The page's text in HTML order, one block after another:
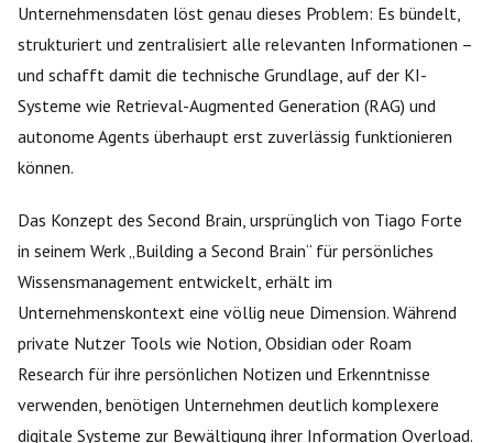
Unternehmensdaten löst genau dieses Problem: Es bündelt,
strukturiert und zentralisiert alle relevanten Informationen –
und schafft damit die technische Grundlage, auf der KI-
Systeme wie Retrieval-Augmented Generation (RAG) und
autonome Agents überhaupt erst zuverlässig funktionieren
können.
Das Konzept des Second Brain, ursprünglich von Tiago Forte
in seinem Werk „Building a Second Brain“ für persönliches
Wissensmanagement entwickelt, erhält im
Unternehmenskontext eine völlig neue Dimension. Während
private Nutzer Tools wie Notion, Obsidian oder Roam
Research für ihre persönlichen Notizen und Erkenntnisse
verwenden, benötigen Unternehmen deutlich komplexere
digitale Systeme zur Bewältigung ihrer Information Overload.